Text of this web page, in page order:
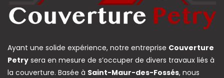
Ayant une solide expérience, notre entreprise Couverture
Petry sera en mesure de s’occuper de divers travaux liés à
la couverture. Basée à Saint-Maur-des-Fossés, nous